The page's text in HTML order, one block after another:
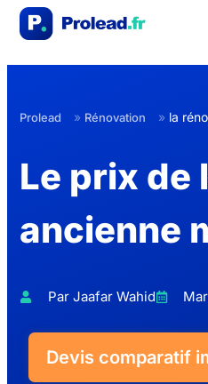
Prolead » Rénovation » la
Le prix de
ancienne
Par Jaafar Wahid
Devis comparatif